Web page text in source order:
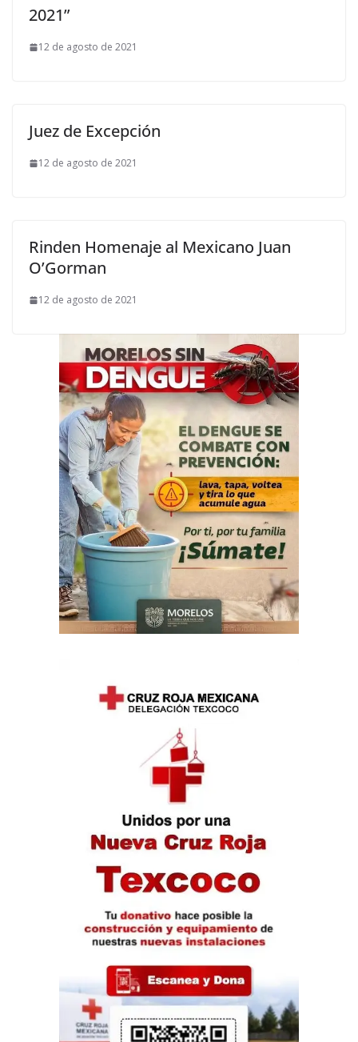
2021”
12 de agosto de 2021
Juez de Excepción
12 de agosto de 2021
Rinden Homenaje al Mexicano Juan
O’Gorman
12 de agosto de 2021